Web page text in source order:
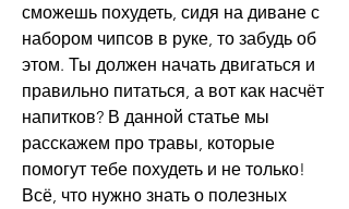
сможешь похудеть, сидя на диване с
набором чипсов в руке, то забудь об
этом. Ты должен начать двигаться и
правильно питаться, а вот как насчёт
напитков? В данной статье мы
расскажем про травы, которые
помогут тебе похудеть и не только!
Всё, что нужно знать о полезных